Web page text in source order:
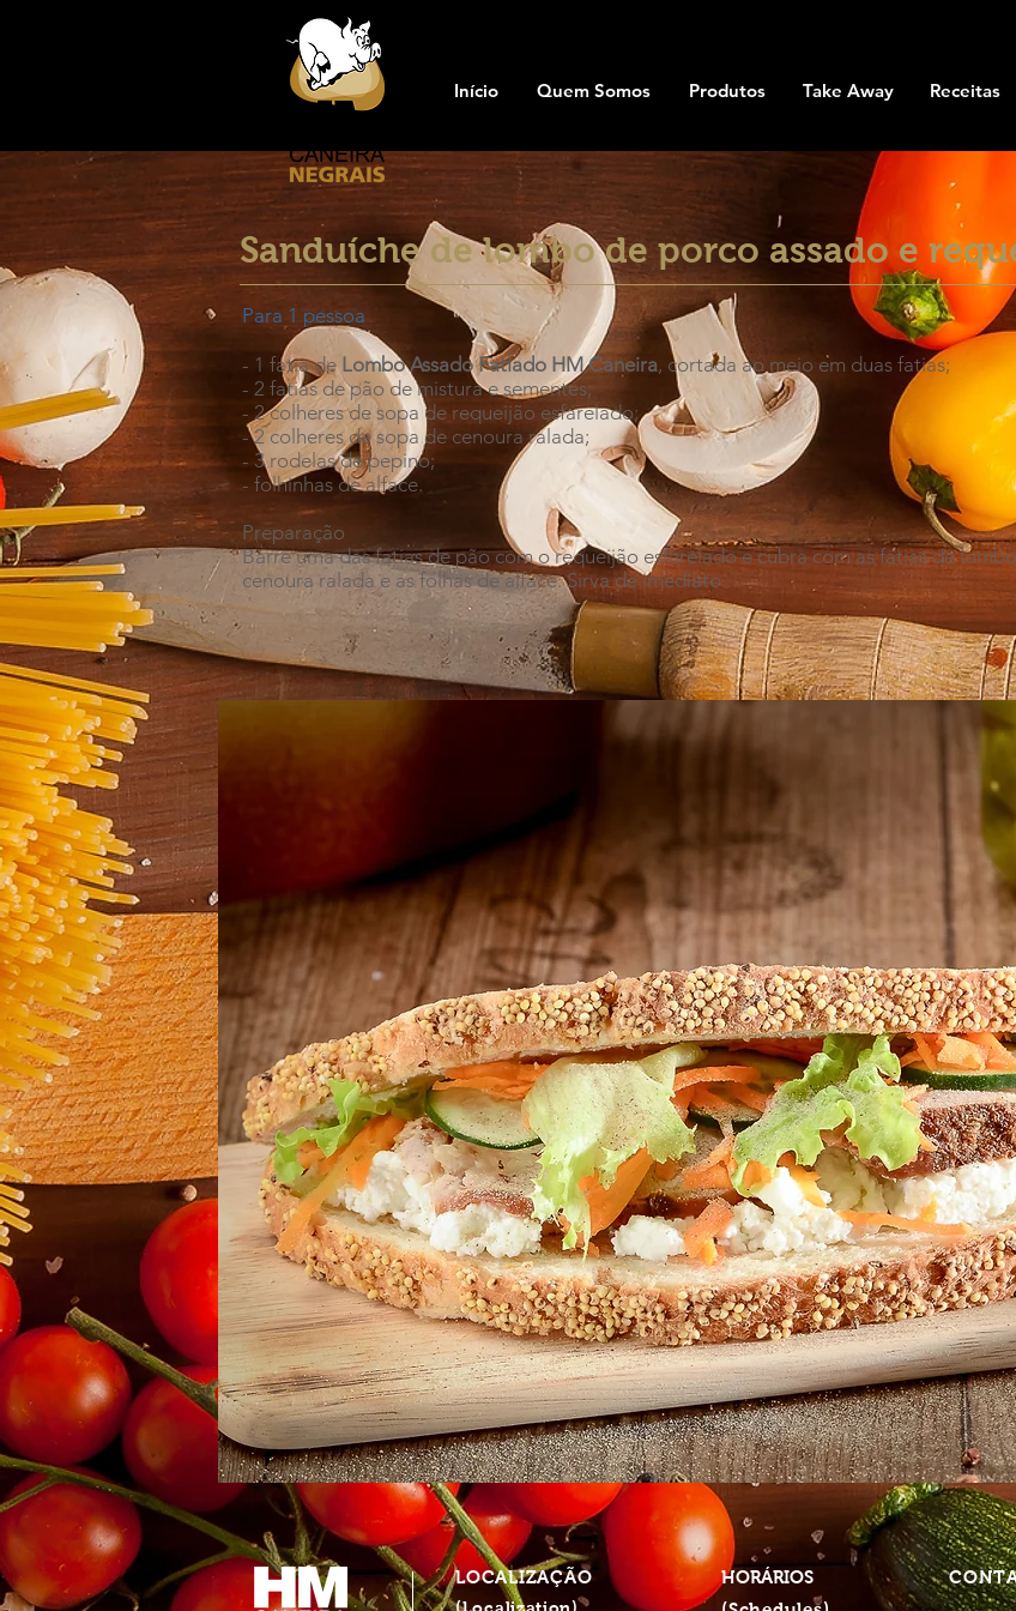
Início Quem Somos Produtos Take Away Receitas
Sanduíche de lombo de porco assado ​e
Para 1 pessoa
- 1 fatia de Lombo Assado Fatiado HM Caneira, cortada ao meio em duas fatias;
- 2 fatias de pão de mistura e sementes;
- 2colheresde sopa de requeijão esfarelado;
- 2colheresde sopa de cenoura ralada;
- 3 rodelas de pepino;
- folhinhas de alface.
Preparação
Barre uma das fatias de pão com o requeijão esfarelado e cubra com as fatias de
cenoura ralada e as folhas de alface. Sirva de imediato.
LOCALIZAÇÃO
HORÁRIOS